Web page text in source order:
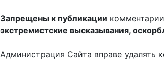
Запрещены к публикации
экстремистские высказывания,
Администрация Сайта вправе удалять